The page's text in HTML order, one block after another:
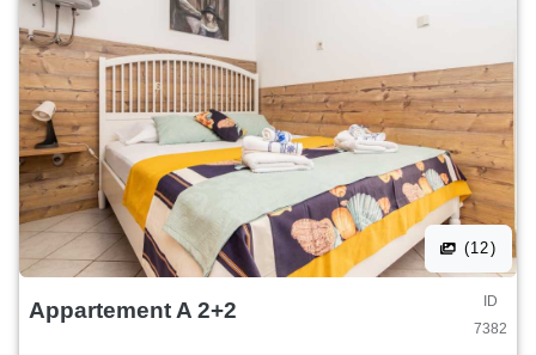
(12)
Appartement A 2+2
ID
7382